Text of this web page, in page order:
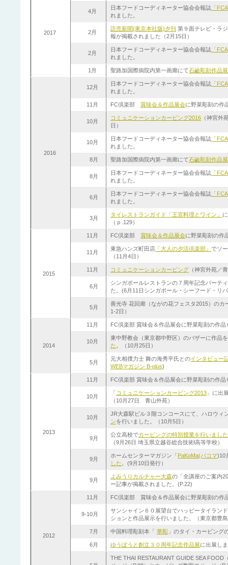
2017
4月
日本フードコーディネーター協会会報誌 「
れました。
2月
読売新聞(東京本社版)夕刊 第９面テレビ・ラ
報が掲載されました（2月15日）
2月
日本フードコーディネーター協会会報誌 「
れました。
1月 聖路加国際病院内第一画廊にて石鹼彫刻作品展
2016
12月
日本フードコーディネーター協会会報誌 「
れました。
11月 FC倶楽部 賞味会＆作品展会に野菜彫刻の作
10月
コミュニケーションカービング2016 （神宮外
日）
10月
日本フードコーディネーター協会会報誌 「
れました。
8月 聖路加国際病院内第一画廊にて石鹼彫刻作品展
8月
日本フードコーディネーター協会会報誌 「
れました。
6月
日本フードコーディネーター協会会報誌 「
れました。
3月
タイレストランガイド「王宮料理とワイン」
（ｐ.129）
2015
11月 FC倶楽部 賞味会＆作品展会に野菜彫刻の作
11月
東急ハンズ町田店 「大人の夕活倶楽部」 でソ
（11月4日）
11月 コミュニケーションカービング （神宮外苑／
6月
シンガポールレストランの７周年記念パーテ
た。(6月11日シンガポール・シーフード・リ
5月
善光寺 花回廊（ながの花フェスタ2015）の
1-2日）
2014
11月 FC倶楽部 賞味会＆作品展会に野菜彫刻の作品
10月
東中野教会（東京都中野区）のバザーに作品
た 。（10月25日）
5月
元大相撲力士 舞の海秀平氏とのインタビュー
WEBマガジン B-plus)
2013
11月 FC倶楽部 賞味会＆作品展会に野菜彫刻の作品
10月
「 コミュニケーションカービング2013 」に出
（10月27日 青山外苑）
10月
JR大森駅ビル３階コンコースにて、ハロウィ
ンを行いました。（10月5日）
9月
公立高校でカービングの特別授業を行いました
（9月26日 埼玉県立越谷総合技術l高等学校）
9月
ホームセンターマガジン「PaKoMa(パコマ)10
した 。(9月10日発行）
9月
よみうりカルチャー大森の「全講座のご案内
ー記事が掲載されました。(P.22)
2012
11月 FC倶楽部 賞味会＆作品展会に野菜彫刻の作
9-10月
サンシャイン６０展望台でハッピータイラン
ションと作品展示を行いました。（東京都豊
7月 中国料理彫刻本「 華彫 」のタイ・カービング
6月 ゆうぽうと創立３０周年記念作品展に出展し
THE THAI RESTAURANT GUIDE SEA